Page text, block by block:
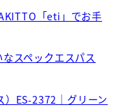
「eti」でお手
スペックエスパス
ES-2372｜グリーン